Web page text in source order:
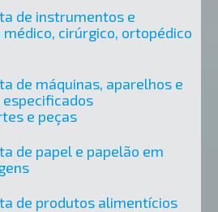
de instrumentos e
cirúrgico, ortopédico
de máquinas, aparelhos e
e peças
de papel e papelão em
de produtos alimentícios